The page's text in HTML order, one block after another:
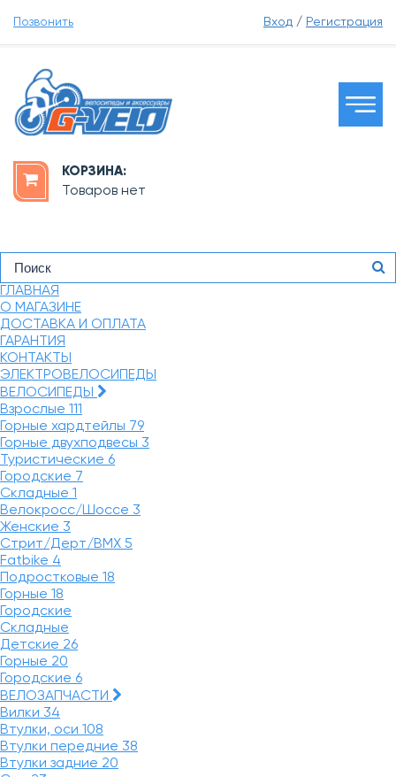
Позвонить Вход / Регистрация
КОРЗИНА:
Товаров нет
ГЛАВНАЯ
О МАГАЗИНЕ
ДОСТАВКА И ОПЛАТА
ГАРАНТИЯ
КОНТАКТЫ
ЭЛЕКТРОВЕЛОСИПЕДЫ
ВЕЛОСИПЕДЫ
Взрослые 111
Горные хардтейлы 79
Горные двухподвесы 3
Туристические 6
Городские 7
Складные 1
Велокросс/Шоссе 3
Женские 3
Стрит/Дерт/BMX 5
Fatbike 4
Подростковые 18
Горные 18
Городские
Складные
Детские 26
Горные 20
Городские 6
ВЕЛОЗАПЧАСТИ
Вилки 34
Втулки, оси 108
Втулки передние 38
Втулки задние 20